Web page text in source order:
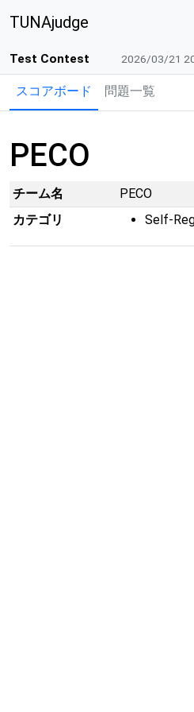
TUNAjudge
Test Contest 2026/03/21
スコアボード 問題一覧
PECO
チーム名
PECO
カテゴリ
Self-